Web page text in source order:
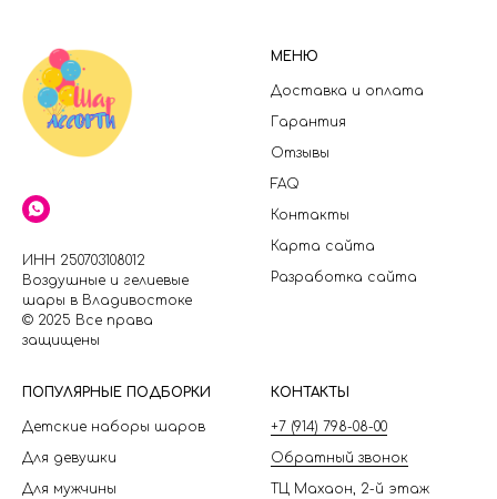
ИНН 250703108012
Воздушные и гелиевые
шары в Владивостоке
© 2025 Все права
защищены
МЕНЮ
Доставка и оплата
Гарантия
Отзывы
FAQ
Контакты
Карта сайта
Разработка сайта
ПОПУЛЯРНЫЕ ПОДБОРКИ
Детские наборы шаров
Для девушки
Для мужчины
КОНТАКТЫ
+7 (914) 798-08-00
Обратный звонок
ТЦ Махаон, 2-й этаж